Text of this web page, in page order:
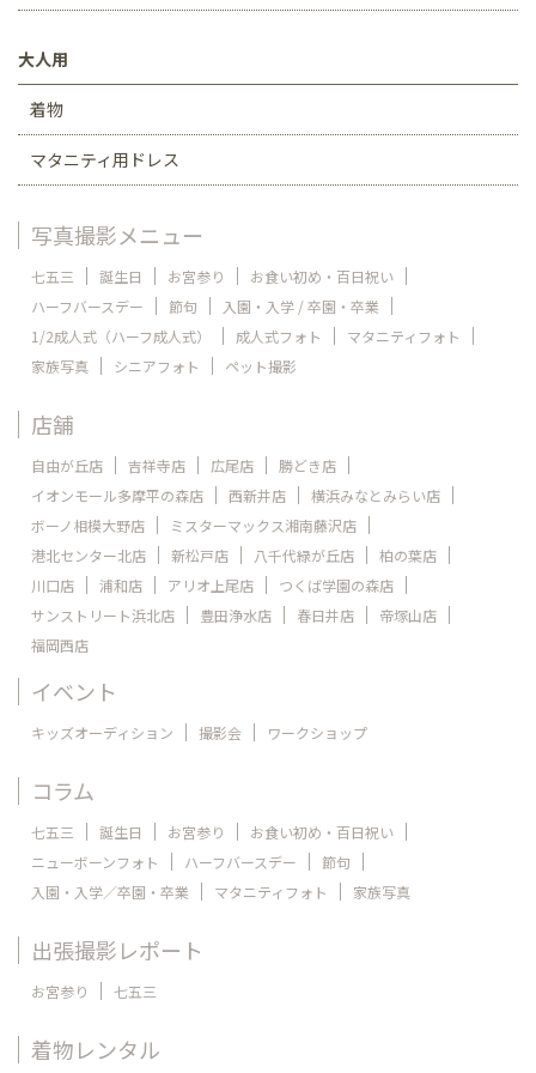
大人用
着物
マタニティ用ドレス
写真撮影メニュー
七五三 誕生日 お宮参り
お食い初め・百日祝い
ハーフバースデー
節句
入園・入学 / 卒園・卒業
1/2成人式（ハーフ成人式）
成人式フォト
マタニティフォト
家族写真
シニアフォト ペット撮影
店舗
自由が丘店 吉祥寺店 広尾店
勝どき店
イオンモール多摩平の森店
西新井店
横浜みなとみらい店
ボーノ相模大野店
ミスターマックス湘南藤沢店
港北センター北店
新松戸店 八千代緑が丘店
柏の葉店
川口店
浦和店 アリオ上尾店
つくば学園の森店
サンストリート浜北店
豊田浄水店 春日井店
帝塚山店
福岡西店
イベント
キッズオーディション 撮影会 ワークショップ
コラム
七五三 誕生日 お宮参り
お食い初め・百日祝い
ニューボーンフォト
ハーフバースデー
節句
入園・入学／卒園・卒業
マタニティフォト 家族写真
出張撮影レポート
お宮参り 七五三
着物レンタル